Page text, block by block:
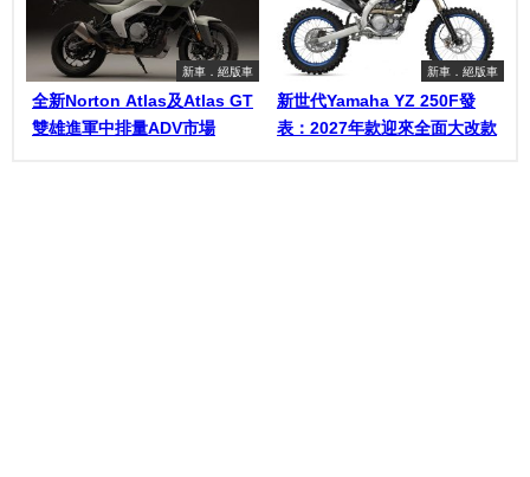
新車．絕版車
全新Norton Atlas及Atlas GT
雙雄進軍中排量ADV市場
新車．絕版車
新世代Yamaha YZ 250F發
表：2027年款迎來全面大改款